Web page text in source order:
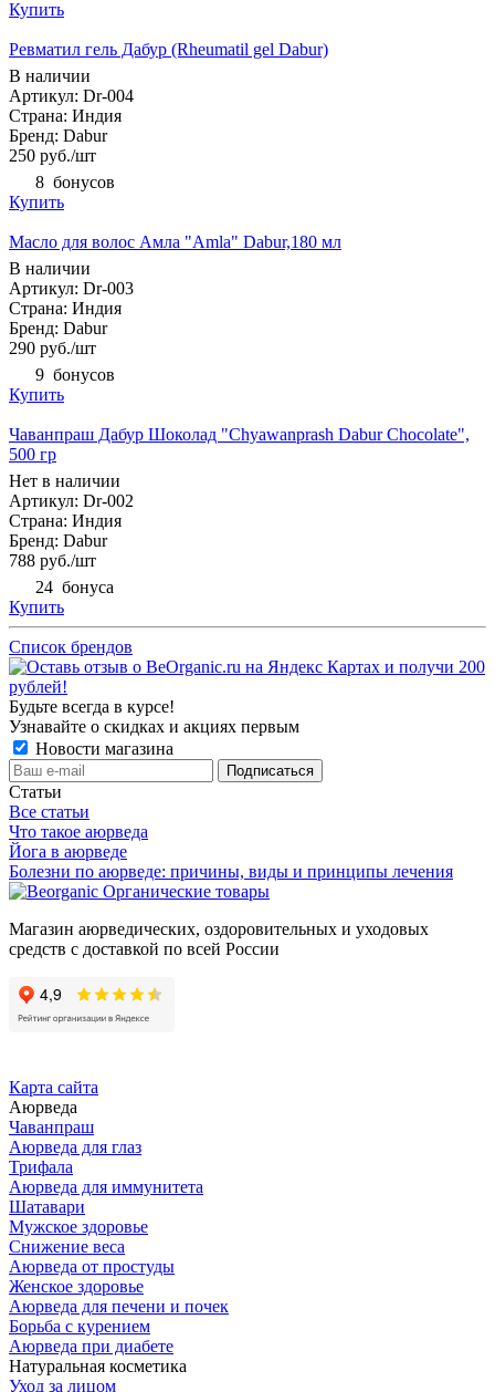
Купить
Ревматил гель Дабур (Rheumatil gel Dabur)
В наличии
Артикул: Dr-004
Страна: Индия
Бренд: Dabur
250 руб./шт
8 бонусов
Купить
Масло для волос Амла "Amla" Dabur,180 мл
В наличии
Артикул: Dr-003
Страна: Индия
Бренд: Dabur
290 руб./шт
9 бонусов
Купить
Чаванпраш Дабур Шоколад "Chyawanprash Dabur Chocolate",
500 гр
Нет в наличии
Артикул: Dr-002
Страна: Индия
Бренд: Dabur
788 руб./шт
24 бонуса
Купить
Список брендов
Будьте всегда в курсе!
Узнавайте о скидках и акциях первым
Новости магазина
Статьи
Все статьи
Что такое аюрведа
Йога в аюрведе
Болезни по аюрведе: причины, виды и принципы лечения
Органические товары
Магазин аюрведических, оздоровительных и уходовых
средств с доставкой по всей России
Карта сайта
Аюрведа
Чаванпраш
Аюрведа для глаз
Трифала
Аюрведа для иммунитета
Шатавари
Мужское здоровье
Снижение веса
Аюрведа от простуды
Женское здоровье
Аюрведа для печени и почек
Борьба с курением
Аюрведа при диабете
Натуральная косметика
Уход за лицом